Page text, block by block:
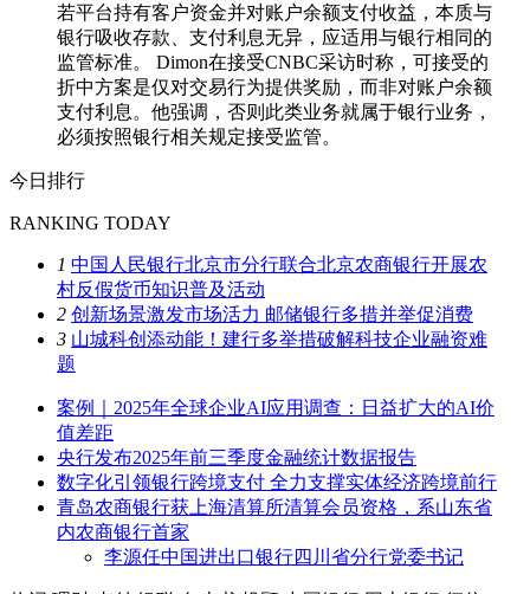
若平台持有客户资金并对账户余额支付收益，本质与
银行吸收存款、支付利息无异，应适用与银行相同的
监管标准。 Dimon在接受CNBC采访时称，可接受的
折中方案是仅对交易行为提供奖励，而非对账户余额
支付利息。他强调，否则此类业务就属于银行业务，
必须按照银行相关规定接受监管。
今日排行
RANKING TODAY
1 中国人民银行北京市分行联合北京农商银行开展农
村反假货币知识普及活动
2 创新场景激发市场活力 邮储银行多措并举促消费
3 山城科创添动能！建行多举措破解科技企业融资难
题
案例｜2025年全球企业AI应用调查：日益扩大的AI价
值差距
央行发布2025年前三季度金融统计数据报告
数字化引领银行跨境支付 全力支撑实体经济跨境前行
青岛农商银行获上海清算所清算会员资格，系山东省
内农商银行首家
李源任中国进出口银行四川省分行党委书记